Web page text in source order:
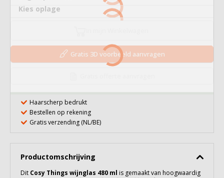
Kies oplage
Gratis 3D voorbeeld aanvragen
Haarscherp bedrukt
Bestellen op rekening
Gratis verzending (NL/BE)
Productomschrijving
Dit Cosy Things wijnglas 480 ml is gemaakt van hoogwaardig